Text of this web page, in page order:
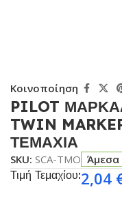
Κοινοποίηση
PILOT
TWIN
ΤΕΜΑΧΙΑ
SKU: SCA-TMO Άμεσα
Τιμή Τεμαχίου:2,04